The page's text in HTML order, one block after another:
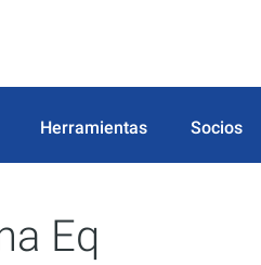
Herramientas Socios
Eq